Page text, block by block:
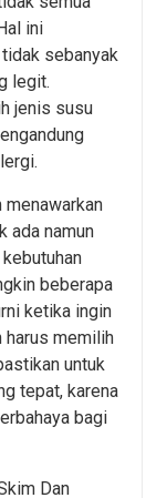
ini
sebanyak
legit.
jenis susu
menawarkan
ada namun
beberapa
ketika ingin
harus memilih
untuk
tepat, karena
bagi